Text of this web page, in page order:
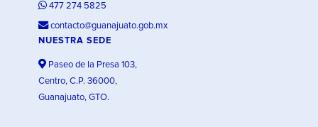
477 274 5825
contacto@guanajuato.gob.mx
NUESTRA SEDE
Paseo de la Presa 103,
Centro, C.P. 36000,
Guanajuato, GTO.